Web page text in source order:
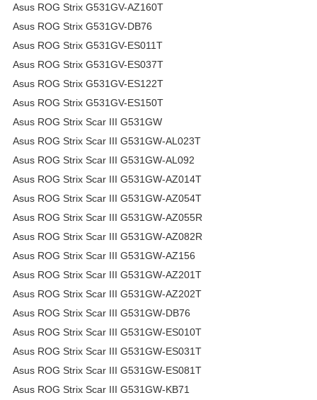
Asus ROG Strix G531GV-AZ160T
Asus ROG Strix G531GV-DB76
Asus ROG Strix G531GV-ES011T
Asus ROG Strix G531GV-ES037T
Asus ROG Strix G531GV-ES122T
Asus ROG Strix G531GV-ES150T
Asus ROG Strix Scar III G531GW
Asus ROG Strix Scar III G531GW-AL023T
Asus ROG Strix Scar III G531GW-AL092
Asus ROG Strix Scar III G531GW-AZ014T
Asus ROG Strix Scar III G531GW-AZ054T
Asus ROG Strix Scar III G531GW-AZ055R
Asus ROG Strix Scar III G531GW-AZ082R
Asus ROG Strix Scar III G531GW-AZ156
Asus ROG Strix Scar III G531GW-AZ201T
Asus ROG Strix Scar III G531GW-AZ202T
Asus ROG Strix Scar III G531GW-DB76
Asus ROG Strix Scar III G531GW-ES010T
Asus ROG Strix Scar III G531GW-ES031T
Asus ROG Strix Scar III G531GW-ES081T
Asus ROG Strix Scar III G531GW-KB71